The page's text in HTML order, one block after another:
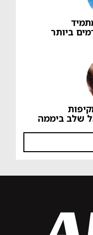
ביותר
שלב ביממה